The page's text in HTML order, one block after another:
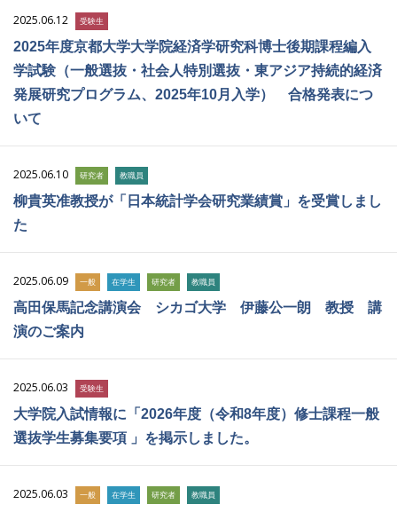
2025.06.12 受験生
2025年度京都大学大学院経済学研究科博士後期課程編入
学試験（一般選抜・社会人特別選抜・東アジア持続的経済
発展研究プログラム、2025年10月入学） 合格発表につ
いて
2025.06.10 研究者 教職員
柳貴英准教授が「日本統計学会研究業績賞」を受賞しまし
た
2025.06.09 一般 在学生 研究者 教職員
高田保馬記念講演会 シカゴ大学 伊藤公一朗 教授 講
演のご案内
2025.06.03 受験生
大学院入試情報に「2026年度（令和8年度）修士課程一般
選抜学生募集要項 」を掲示しました。
2025.06.03 一般 在学生 研究者 教職員